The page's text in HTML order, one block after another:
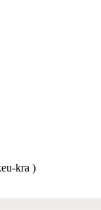
kra )